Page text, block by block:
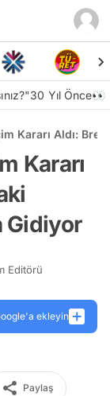
30 Yıl Önce👀
Kararı Aldı:
Kararı
Gidiyor
Editörü
ekleyin
Paylaş